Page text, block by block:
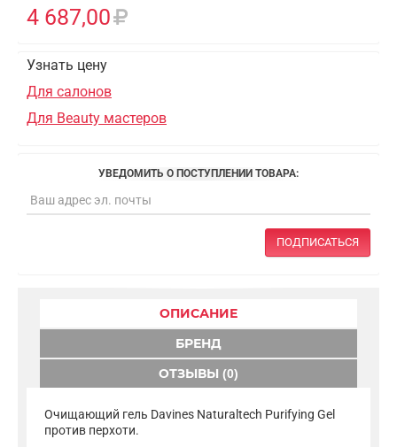
4 687,00
Узнать цену
Для салонов
Для Beauty мастеров
УВЕДОМИТЬ О ПОСТУПЛЕНИИ ТОВАРА:
ПОДПИСАТЬСЯ
ОПИСАНИЕ
БРЕНД
ОТЗЫВЫ (0)
Очищающий гель Davines Naturaltech Purifying Gel
против перхоти.